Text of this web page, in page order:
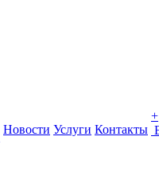
Новости Услуги Контакты
+